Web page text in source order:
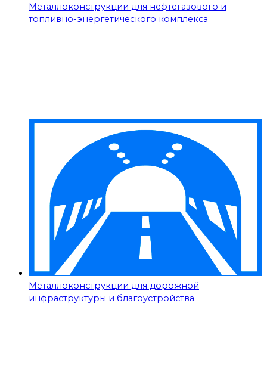
Металлоконструкции для нефтегазового и
топливно-энергетического комплекса
Металлоконструкции для дорожной
инфраструктуры и благоустройства